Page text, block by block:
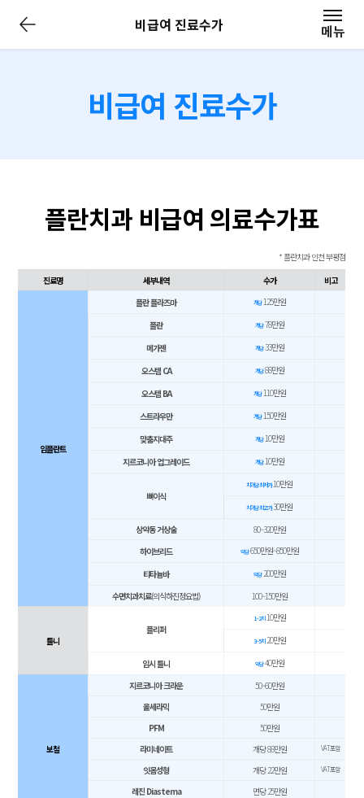
비급여 진료수가 메뉴
뉴
비급여 진료수가
플란치과 비급여 의료수가표
* 플란치과 인천 부평점
진료명
세부내역 수가 비고
임플란트
플란 플라즈마 개당125만원
플란
개당78만원
메가젠
개당33만원
오스템 CA
개당88만원
오스템 BA
개당110만원
스트라우만
개당150만원
맞춤지대주
개당10만원
지르코니아 업그레이드
개당10만원
뼈이식
치아당 최저가10만원
치아당 최고가30만원
상악동 거상술
80~320만원
하이브리드
악당650만원~850만원
티타늄바
악당200만원
수면치과치료(의식하진정요법) 100~150만원
틀니
플리퍼​
1~2치10만원
3~5치20만원
임시 틀니
악당40만원
보철
지르코니아 크라운
50~60만원
올세라믹
50만원
PFM
50만원
라미네이트
개당 88만원 VAT포함
잇몸성형 개당 22만원 VAT포함
레진 Diastema
면당 25만원